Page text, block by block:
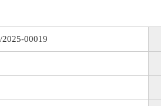
2025-00019